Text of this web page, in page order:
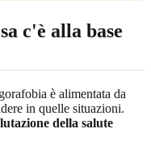
c'è alla base
è alimentata da
in quelle situazioni.
della salute